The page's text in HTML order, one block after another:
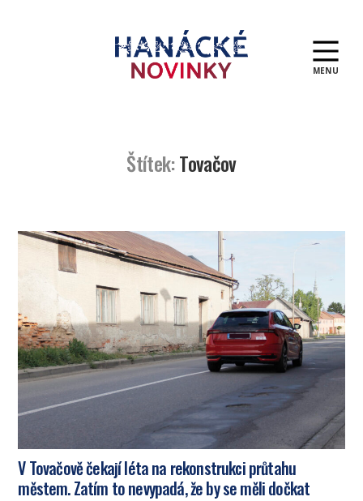
MENU
Štítek:Tovačov
V Tovačově čekají léta na rekonstrukci průtahu
městem. Zatím to nevypadá, že by se měli dočkat